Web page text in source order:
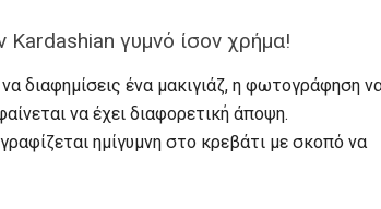
γυμνό ίσον χρήμα!
διαφημίσεις ένα μακιγιάζ, η φωτογράφηση
να έχει διαφορετική άποψη.
ημίγυμνη στο κρεβάτι με σκοπό να